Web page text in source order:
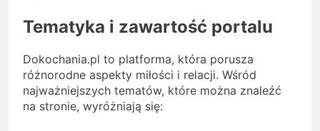
Tematyka i zawartość portalu
Dokochania.pl to platforma, która porusza
różnorodne aspekty miłości i relacji. Wśród
najważniejszych tematów, które można znaleźć
na stronie, wyróżniają się: